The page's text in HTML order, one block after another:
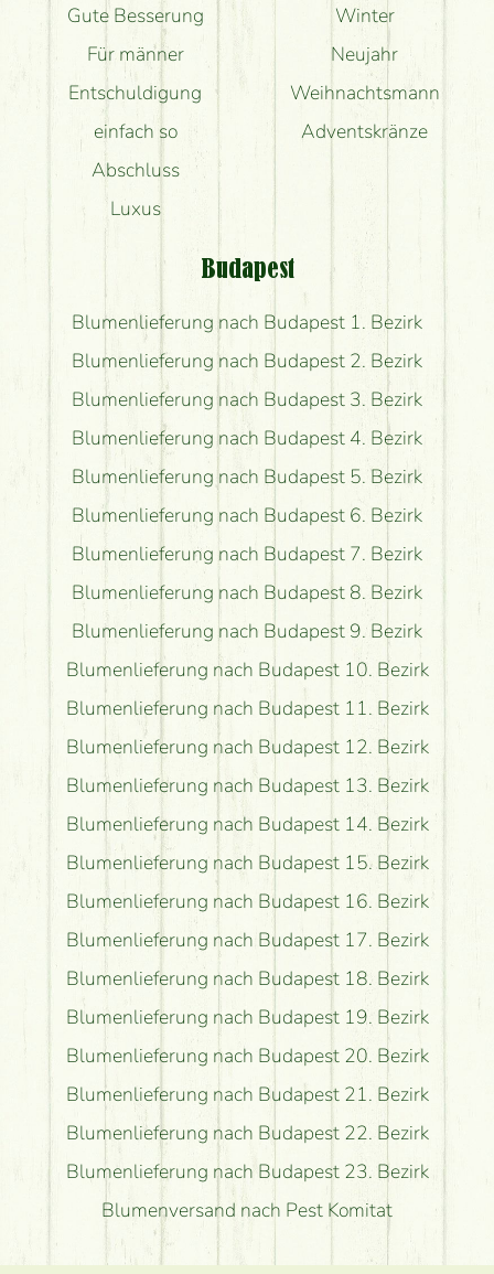
Gute Besserung
Für männer
Entschuldigung
einfach so
Abschluss
Luxus
Winter
Neujahr
Weihnachtsmann
Adventskränze
Budapest
Blumenlieferung nach Budapest 1. Bezirk
Blumenlieferung nach Budapest 2. Bezirk
Blumenlieferung nach Budapest 3. Bezirk
Blumenlieferung nach Budapest 4. Bezirk
Blumenlieferung nach Budapest 5. Bezirk
Blumenlieferung nach Budapest 6. Bezirk
Blumenlieferung nach Budapest 7. Bezirk
Blumenlieferung nach Budapest 8. Bezirk
Blumenlieferung nach Budapest 9. Bezirk
Blumenlieferung nach Budapest 10. Bezirk
Blumenlieferung nach Budapest 11. Bezirk
Blumenlieferung nach Budapest 12. Bezirk
Blumenlieferung nach Budapest 13. Bezirk
Blumenlieferung nach Budapest 14. Bezirk
Blumenlieferung nach Budapest 15. Bezirk
Blumenlieferung nach Budapest 16. Bezirk
Blumenlieferung nach Budapest 17. Bezirk
Blumenlieferung nach Budapest 18. Bezirk
Blumenlieferung nach Budapest 19. Bezirk
Blumenlieferung nach Budapest 20. Bezirk
Blumenlieferung nach Budapest 21. Bezirk
Blumenlieferung nach Budapest 22. Bezirk
Blumenlieferung nach Budapest 23. Bezirk
Blumenversand nach Pest Komitat